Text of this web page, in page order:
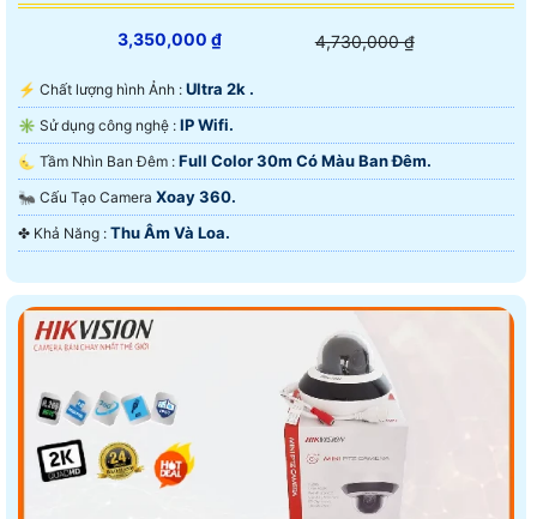
3,350,000 ₫ 4,730,000 ₫
️⚡ Chất lượng hình Ảnh : Ultra 2k .
✳️ Sử dụng công nghệ : IP Wifi.
🌜 Tầm Nhìn Ban Đêm : Full Color 30m Có Màu Ban Đêm.
🐜 Cấu Tạo Camera Xoay 360.
️✤ Khả Năng : Thu Âm Và Loa.